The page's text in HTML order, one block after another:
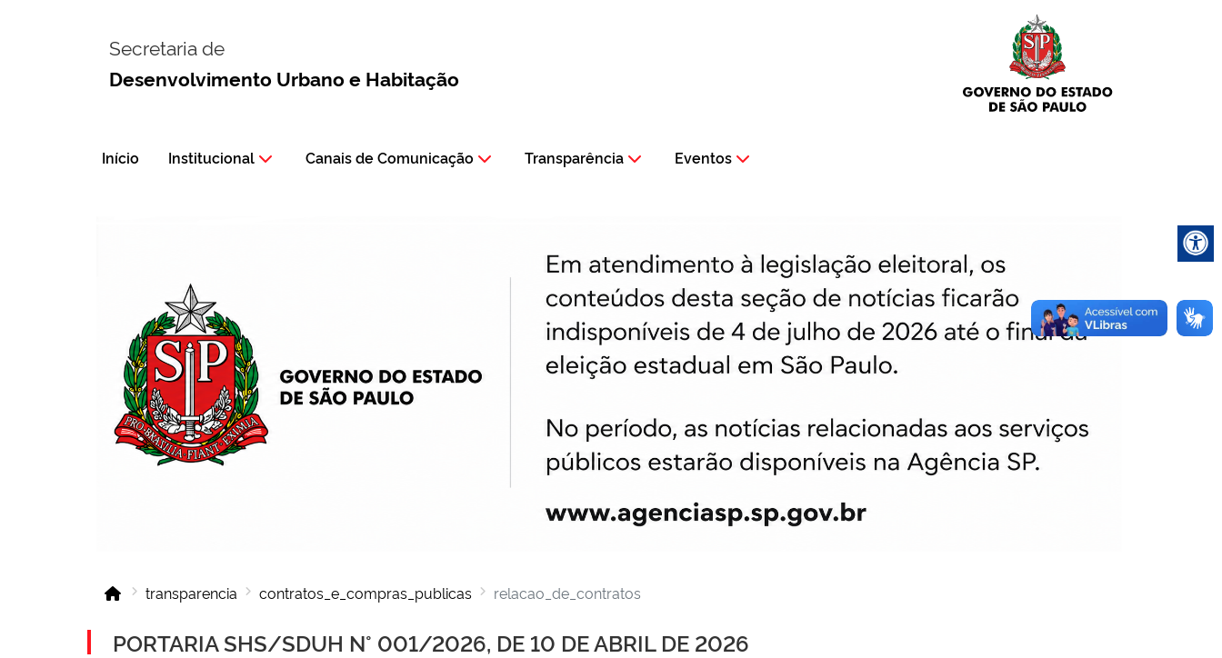
Secretaria de
Desenvolvimento Urbano e Habitação
Início Institucional Canais de Comunicação Transparência Eventos
transparencia contratos_e_compras_publicas relacao_de_contratos
PORTARIA SHS/SDUH N° 001/2026, DE 10 DE ABRIL DE 2026